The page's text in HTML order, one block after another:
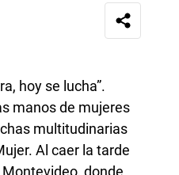
hoy se lucha”.
manos de mujeres
multitudinarias
Al caer la tarde
donde